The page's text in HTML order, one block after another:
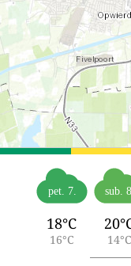
pet. 7.
18°C
16°C
sub.
14°C